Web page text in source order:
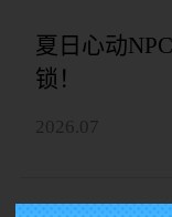
夏日心动
锁！
2026.07